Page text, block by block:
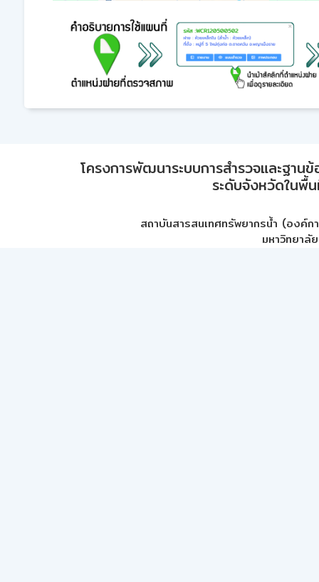
โครงการพัฒนาระบบการสำรวจและฐา
ระดับจังหวัดในพื้
สถาบันสารสนเทศทรัพยากรน้ำ (องค์ก
มหาวิทยาลั